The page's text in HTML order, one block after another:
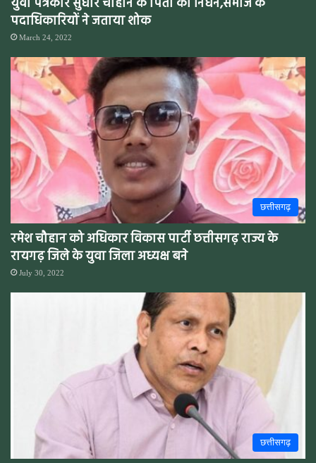
पदाधिकारियों ने जताया शोक
March 24, 2022
छत्तीसगढ़
रमेश चौहान को अधिकार विकास पार्टी छत्तीसगढ़ राज्य के
रायगढ़ जिले के युवा जिला अध्यक्ष बने
July 30, 2022
छत्तीसगढ़